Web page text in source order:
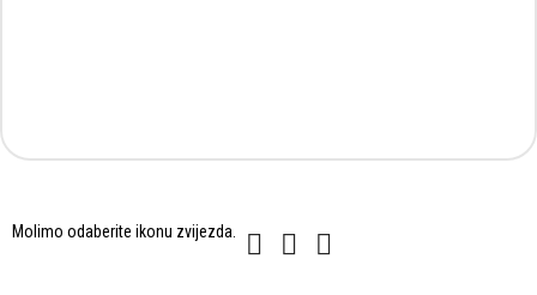
Molimo odaberite ikonu zvijezda. Molimo
odaberite
1 2